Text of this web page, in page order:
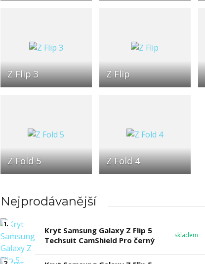
Z Flip 3 Z Flip
Z Fold 5 Z Fold 4
Nejprodávanější
1.
Kryt Samsung Galaxy Z Flip 5
Techsuit CamShield Pro černý
skladem